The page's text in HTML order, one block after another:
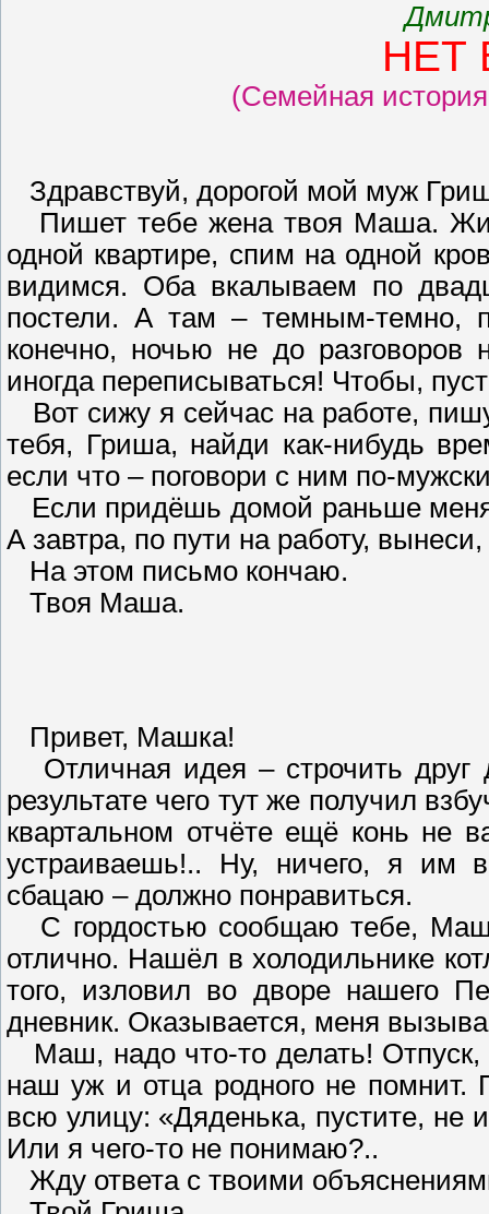
НЕТ
(Семейная
Здравствуй, дорогой мой муж
Пишет тебе жена твоя Маша.
одной квартире, спим на одной
видимся. Оба вкалываем по
постели. А там – темным-темно,
конечно, ночью не до
иногда переписываться! Чтобы,
Вот сижу я сейчас на работе,
тебя, Гриша, найди как-нибудь
если что – поговори с ним по-
Если придёшь домой раньше меня
А завтра, по пути на работу,
На этом письмо кончаю.
Твоя Маша.
Привет, Машка!
Отличная идея – строчить друг
результате чего тут же получил
квартальном отчёте ещё конь не
устраиваешь!.. Ну, ничего, я им
сбацаю – должно понравиться.
С гордостью сообщаю тебе,
отлично. Нашёл в холодильнике
того, изловил во дворе нашего
дневник. Оказывается, меня
Маш, надо что-то делать! Отпуск,
наш уж и отца родного не
всю улицу: «Дяденька, пустите,
Или я чего-то не понимаю?..
Жду ответа с твоими